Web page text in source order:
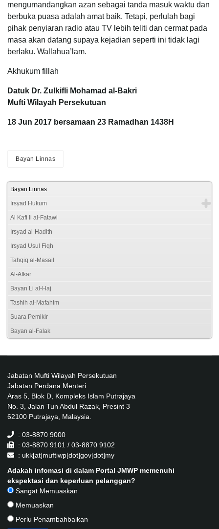
mengumandangkan azan sebagai tanda masuk waktu dan
berbuka puasa adalah amat baik. Tetapi, perlulah bagi
pihak penyiaran radio atau TV lebih teliti dan cermat pada
masa akan datang supaya kejadian seperti ini tidak lagi
berlaku. Wallahua’lam.
Akhukum fillah
Datuk Dr. Zulkifli Mohamad al-Bakri
Mufti Wilayah Persekutuan
18 Jun 2017 bersamaan 23 Ramadhan 1438H
Bayan Linnas
Bayan Linnas
Irsyad Hukum
Al Kafi li al-Fatawi
Irsyad al-Hadith
Irsyad Usul Fiqh
Tahqiq al-Masail
Al-Afkar
Bayan Li al-Haj
Tashih al-Mafahim
Suara Pemikir
Bayan al-Falak
Jabatan Mufti Wilayah Persekutuan
Jabatan Perdana Menteri
Aras 5, Blok D, Kompleks Islam Putrajaya
No. 3, Jalan Tun Abdul Razak, Presint 3
62100 Putrajaya, Malaysia.
: 03-8870 9000
: 03-8870 9101 / 03-8870 9102
: ukk[at]muftiwp[dot]gov[dot]my
Adakah infomasi di dalam Portal JMWP memenuhi
ekspektasi dan keperluan pelanggan?
Sangat Memuaskan
Memuaskan
Perlu Penambahbaikan